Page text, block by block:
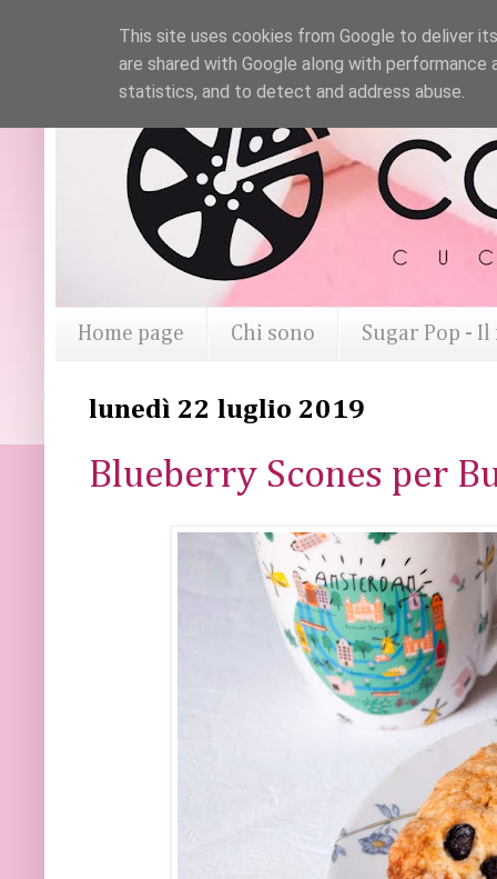
Home page Chi sono Sugar Pop -
lunedì 22 luglio 2019
Blueberry Scones per
This site uses cookies from Google to deliver
are shared with Google along with
statistics, and to detect and address abuse.